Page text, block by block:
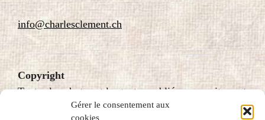
Gérer le consentement aux
cookies
info@charlesclement.ch
Copyright
Toutes les photos et les textes publiés sur ce site sont
protégés par le droit d’auteur et donc soumis au